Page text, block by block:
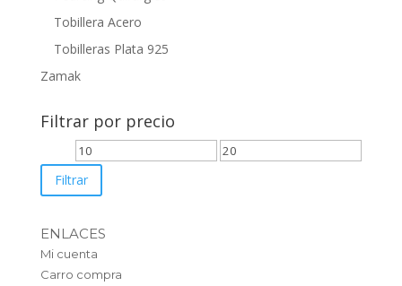
Tobillera Acero
Tobilleras Plata 925
Zamak
Filtrar por precio
Precio
mínimo
Precio
Filtrar
ENLACES
Mi cuenta
Carro compra